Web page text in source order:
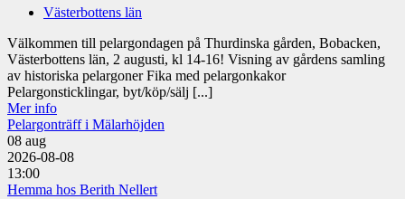
Västerbottens län
Välkommen till pelargondagen på Thurdinska gården, Bobacken,
Västerbottens län, 2 augusti, kl 14-16! Visning av gårdens samling
av historiska pelargoner Fika med pelargonkakor
Pelargonsticklingar, byt/köp/sälj [...]
Mer info
Pelargonträff i Mälarhöjden
08 aug
2026-08-08
13:00
Hemma hos Berith Nellert